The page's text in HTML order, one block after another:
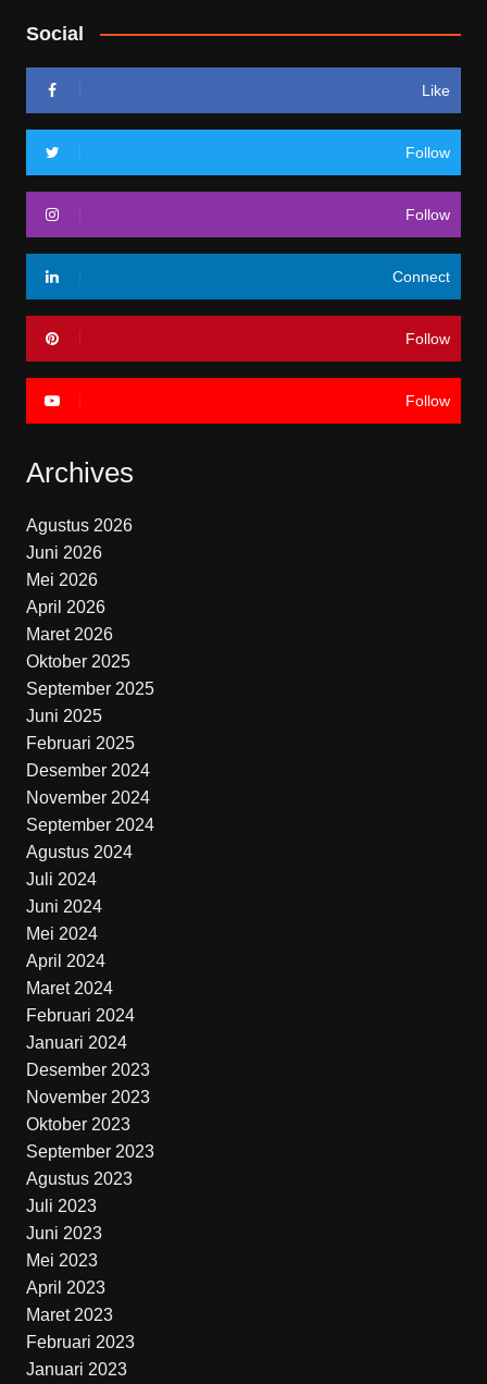
Social
Like
Follow
Follow
Connect
Follow
Follow
Archives
Agustus 2026
Juni 2026
Mei 2026
April 2026
Maret 2026
Oktober 2025
September 2025
Juni 2025
Februari 2025
Desember 2024
November 2024
September 2024
Agustus 2024
Juli 2024
Juni 2024
Mei 2024
April 2024
Maret 2024
Februari 2024
Januari 2024
Desember 2023
November 2023
Oktober 2023
September 2023
Agustus 2023
Juli 2023
Juni 2023
Mei 2023
April 2023
Maret 2023
Februari 2023
Januari 2023